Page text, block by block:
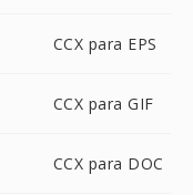
CCX para EPS
CCX para GIF
CCX para DOC